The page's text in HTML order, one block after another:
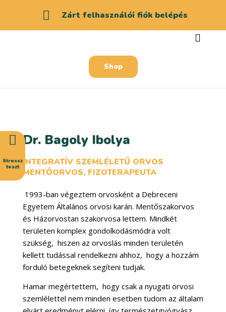
Zárt felhasználói fiók belépés
Shop
Stressz
teszt
Dr. Bagoly Ibolya
INTEGRATÍV SZEMLÉLETŰ ORVOS
MENTŐORVOS, FIZOTERAPEUTA
1993-ban végeztem orvosként a Debreceni
Egyetem Általános orvosi karán. Mentőszakorvos
és Házorvostan szakorvosa lettem. Mindkét
területen komplex gondolkodásmódra volt
szükség, hiszen az orvoslás minden területén
kellett tudással rendelkezni ahhoz, hogy a hozzám
forduló betegeknek segíteni tudjak.
Hamar megértettem, hogy csak a nyugati orvosi
szemlélettel nem minden esetben tudom az általam